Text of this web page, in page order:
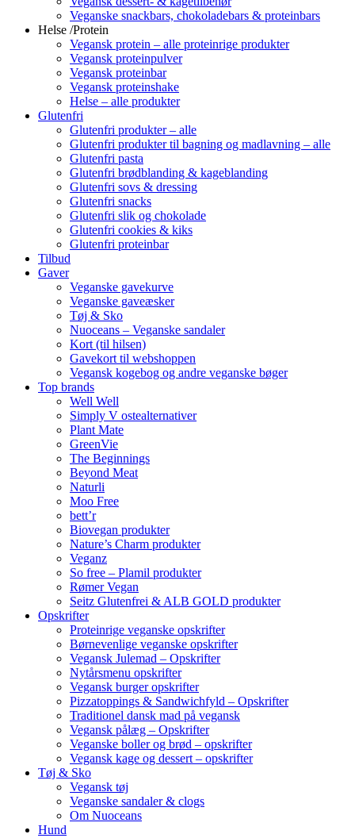
Veganske snackbars, chokoladebars & proteinbars
Helse /Protein
Vegansk protein – alle proteinrige produkter
Vegansk proteinpulver
Vegansk proteinbar
Vegansk proteinshake
Helse – alle produkter
Glutenfri
Glutenfri produkter – alle
Glutenfri produkter til bagning og madlavning – alle
Glutenfri pasta
Glutenfri brødblanding & kageblanding
Glutenfri sovs & dressing
Glutenfri snacks
Glutenfri slik og chokolade
Glutenfri cookies & kiks
Glutenfri proteinbar
Tilbud
Gaver
Veganske gavekurve
Veganske gaveæsker
Tøj & Sko
Nuoceans – Veganske sandaler
Kort (til hilsen)
Gavekort til webshoppen
Vegansk kogebog og andre veganske bøger
Top brands
Well Well
Simply V ostealternativer
Plant Mate
GreenVie
The Beginnings
Beyond Meat
Naturli
Moo Free
bett’r
Biovegan produkter
Nature’s Charm produkter
Veganz
So free – Plamil produkter
Rømer Vegan
Seitz Glutenfrei & ALB GOLD produkter
Opskrifter
Proteinrige veganske opskrifter
Børnevenlige veganske opskrifter
Vegansk Julemad – Opskrifter
Nytårsmenu opskrifter
Vegansk burger opskrifter
Pizzatoppings & Sandwichfyld – Opskrifter
Traditionel dansk mad på vegansk
Vegansk pålæg – Opskrifter
Veganske boller og brød – opskrifter
Vegansk kage og dessert – opskrifter
Tøj & Sko
Vegansk tøj
Veganske sandaler & clogs
Om Nuoceans
Hund